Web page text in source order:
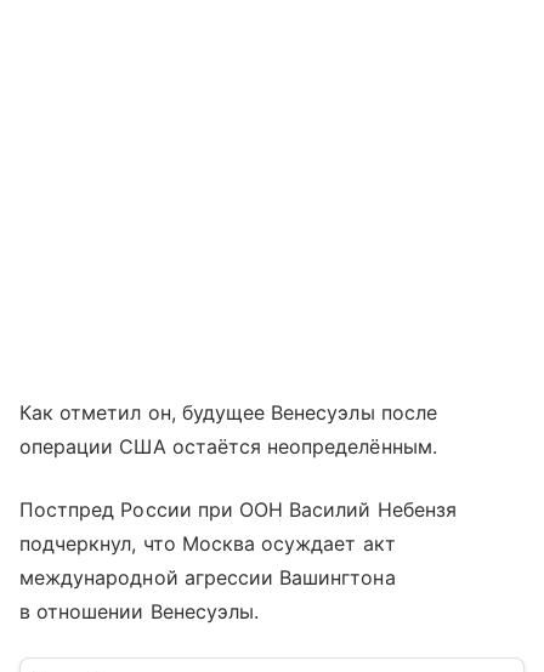
Как отметил он, будущее Венесуэлы после
операции США остаётся неопределённым.
Постпред России при ООН Василий Небензя
подчеркнул, что Москва осуждает акт
международной агрессии Вашингтона
в отношении Венесуэлы.